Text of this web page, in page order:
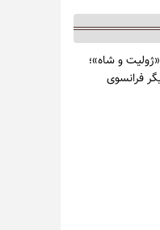
و شاه»؛
فرانسوی